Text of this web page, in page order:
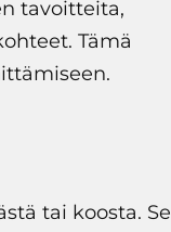
tavoitteita,
Tämä
tai koosta. Se